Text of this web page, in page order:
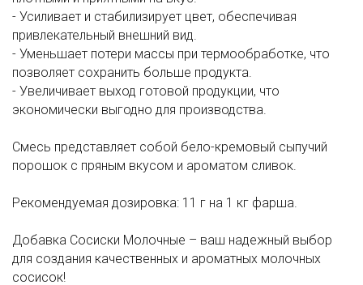
- Усиливает и стабилизирует цвет, обеспечивая
привлекательный внешний вид.
- Уменьшает потери массы при термообработке, что
позволяет сохранить больше продукта.
- Увеличивает выход готовой продукции, что
экономически выгодно для производства.
Смесь представляет собой бело-кремовый сыпучий
порошок с пряным вкусом и ароматом сливок.
Рекомендуемая дозировка: 11 г на 1 кг фарша.
Добавка Сосиски Молочные – ваш надежный выбор
для создания качественных и ароматных молочных
сосисок!